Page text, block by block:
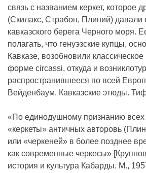
связь с названием керкет, которое
(Скилакс, Страбон, Плиний) давали
кавказского берега Черного моря.
полагать, что генуэзские купцы,
Кавказе, возобновили классическое
форме circassi, откуда и
распространившееся по всей
Вейденбаум. Кавказские этюды.
«По единодушному признанию всех
«керкеты» античных авторовь
или «черкеней» в более позднее
как современные черкесы»
история и культура Кабарды. М.,